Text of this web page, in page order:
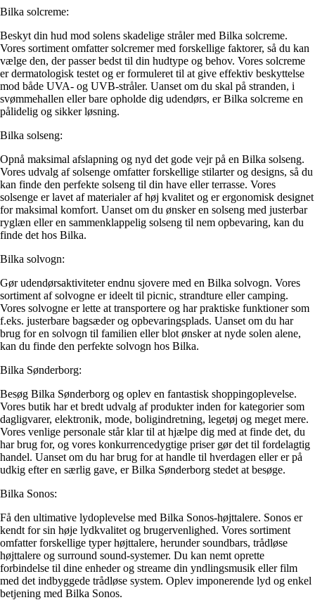
Bilka solcreme:
Beskyt din hud mod solens skadelige stråler med Bilka solcreme.
Vores sortiment omfatter solcremer med forskellige faktorer, så du kan
vælge den, der passer bedst til din hudtype og behov. Vores solcreme
er dermatologisk testet og er formuleret til at give effektiv beskyttelse
mod både UVA- og UVB-stråler. Uanset om du skal på stranden, i
svømmehallen eller bare opholde dig udendørs, er Bilka solcreme en
pålidelig og sikker løsning.
Bilka solseng:
Opnå maksimal afslapning og nyd det gode vejr på en Bilka solseng.
Vores udvalg af solsenge omfatter forskellige stilarter og designs, så du
kan finde den perfekte solseng til din have eller terrasse. Vores
solsenge er lavet af materialer af høj kvalitet og er ergonomisk designet
for maksimal komfort. Uanset om du ønsker en solseng med justerbar
ryglæn eller en sammenklappelig solseng til nem opbevaring, kan du
finde det hos Bilka.
Bilka solvogn:
Gør udendørsaktiviteter endnu sjovere med en Bilka solvogn. Vores
sortiment af solvogne er ideelt til picnic, strandture eller camping.
Vores solvogne er lette at transportere og har praktiske funktioner som
f.eks. justerbare bagsæder og opbevaringsplads. Uanset om du har
brug for en solvogn til familien eller blot ønsker at nyde solen alene,
kan du finde den perfekte solvogn hos Bilka.
Bilka Sønderborg:
Besøg Bilka Sønderborg og oplev en fantastisk shoppingoplevelse.
Vores butik har et bredt udvalg af produkter inden for kategorier som
dagligvarer, elektronik, mode, boligindretning, legetøj og meget mere.
Vores venlige personale står klar til at hjælpe dig med at finde det, du
har brug for, og vores konkurrencedygtige priser gør det til fordelagtig
handel. Uanset om du har brug for at handle til hverdagen eller er på
udkig efter en særlig gave, er Bilka Sønderborg stedet at besøge.
Bilka Sonos:
Få den ultimative lydoplevelse med Bilka Sonos-højttalere. Sonos er
kendt for sin høje lydkvalitet og brugervenlighed. Vores sortiment
omfatter forskellige typer højttalere, herunder soundbars, trådløse
højttalere og surround sound-systemer. Du kan nemt oprette
forbindelse til dine enheder og streame din yndlingsmusik eller film
med det indbyggede trådløse system. Oplev imponerende lyd og enkel
betjening med Bilka Sonos.